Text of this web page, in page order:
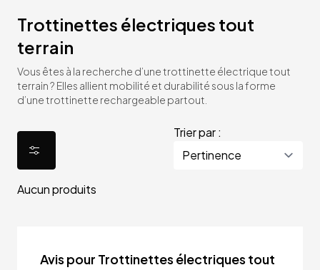
Trottinettes électriques tout
terrain
Vous êtes à la recherche d’une trottinette électrique tout
terrain ? Elles allient mobilité et durabilité sous la forme
d’une trottinette rechargeable partout.
Trier par :
Aucun produits
Avis pour Trottinettes électriques tout